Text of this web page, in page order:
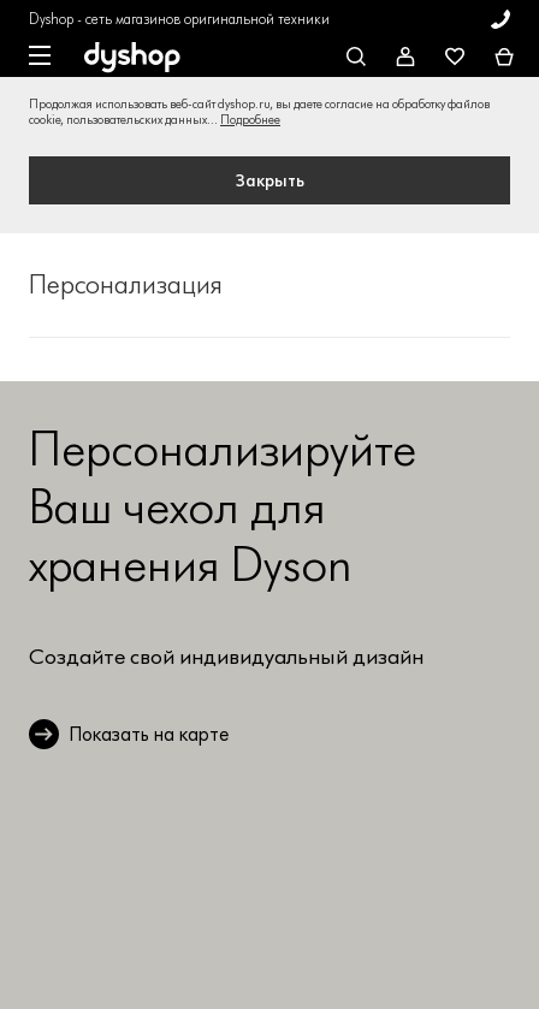
Dyshop - сеть магазинов оригинальной техники
Продолжая использовать веб-сайт dyshop.ru, вы даете согласие на обработку файлов
cookie, пользовательских данных... Подробнее
Закрыть
Персонализация
Персонализируйте
Ваш чехол для
хранения Dyson
Создайте свой индивидуальный дизайн
Показать на карте